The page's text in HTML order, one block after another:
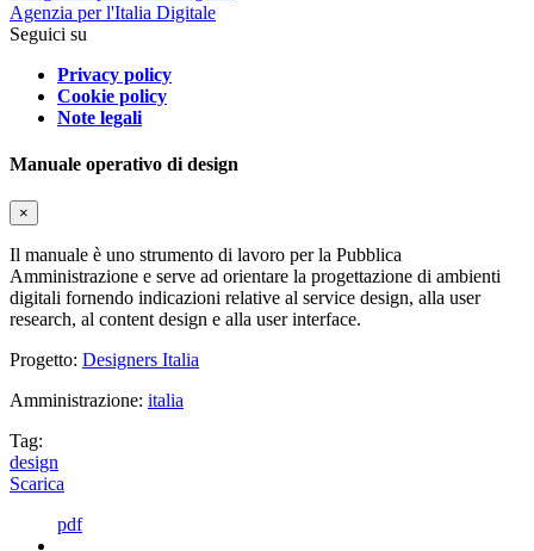
Agenzia per l'Italia Digitale
Seguici su
Privacy policy
Cookie policy
Note legali
Manuale operativo di design
×
Il manuale è uno strumento di lavoro per la Pubblica
Amministrazione e serve ad orientare la progettazione di ambienti
digitali fornendo indicazioni relative al service design, alla user
research, al content design e alla user interface.
Progetto: Designers Italia
Amministrazione: italia
Tag:
design
Scarica
pdf